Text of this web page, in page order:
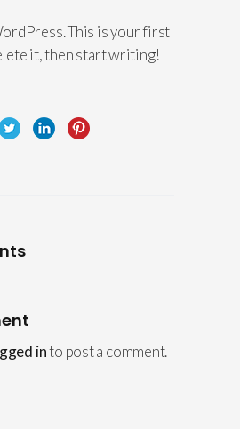
This is your first
it, then start writing!
into post a comment.